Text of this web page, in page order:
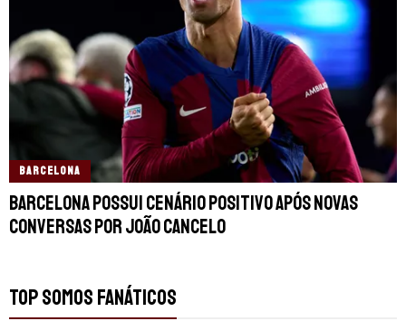
BARCELONA
Barcelona possui cenário positivo após novas
conversas por João Cancelo
TOP SOMOS FANÁTICOS